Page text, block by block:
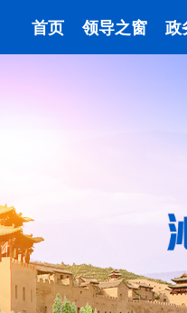
首页 领导之窗 政